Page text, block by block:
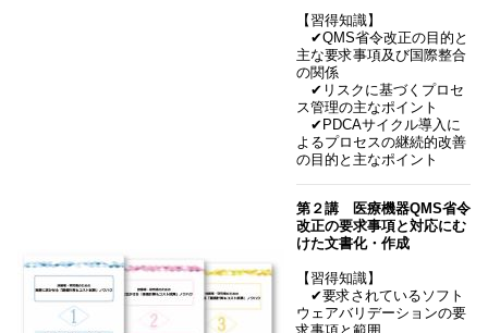
【習得知識】
✔QMS省令改正の目的と
主な要求事項及び国際整合
の関係
✔リスクに基づくプロセ
ス管理の主なポイント
✔PDCAサイクル導入に
よるプロセスの継続的改善
の目的と主なポイント
第２講 医療機器QMS省令
改正の要求事項と対応にむ
けた文書化・作成
【習得知識】
✔要求されているソフト
ウェアバリデーションの要